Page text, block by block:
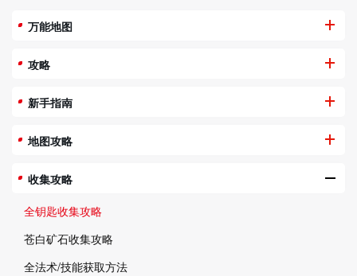
万能地图
攻略
新手指南
地图攻略
收集攻略
全钥匙收集攻略
苍白矿石收集攻略
全法术/技能获取方法